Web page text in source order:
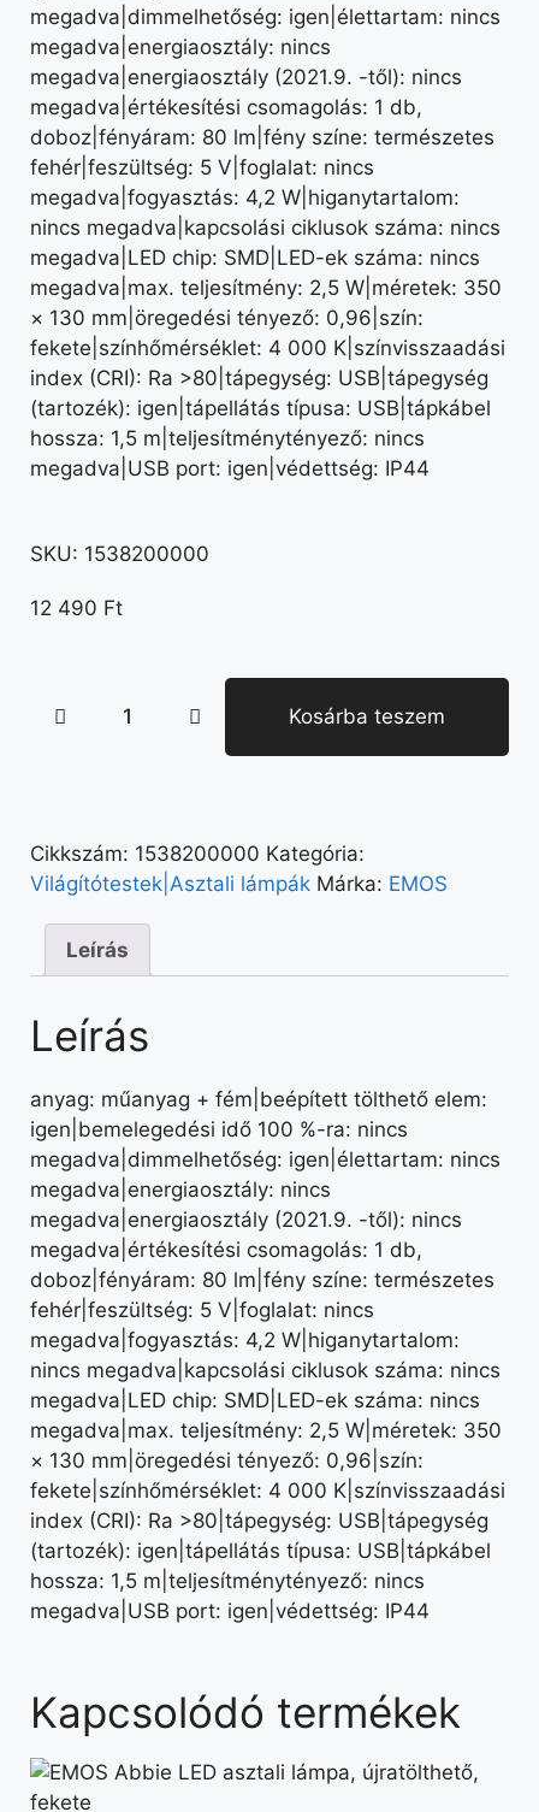
megadva|dimmelhetőség: igen|élettartam: nincs
megadva|energiaosztály: nincs
megadva|energiaosztály (2021.9. -től): nincs
megadva|értékesítési csomagolás: 1 db,
doboz|fényáram: 80 lm|fény színe: természetes
fehér|feszültség: 5 V|foglalat: nincs
megadva|fogyasztás: 4,2 W|higanytartalom:
nincs megadva|kapcsolási ciklusok száma: nincs
megadva|LED chip: SMD|LED-ek száma: nincs
megadva|max. teljesítmény: 2,5 W|méretek: 350
× 130 mm|öregedési tényező: 0,96|szín:
fekete|színhőmérséklet: 4 000 K|színvisszaadási
index (CRI): Ra >80|tápegység: USB|tápegység
(tartozék): igen|tápellátás típusa: USB|tápkábel
hossza: 1,5 m|teljesítménytényező: nincs
megadva|USB port: igen|védettség: IP44
SKU: 1538200000
12 490 Ft
Kosárba teszem
Cikkszám: 1538200000 Kategória:
Világítótestek|Asztali lámpák Márka: EMOS
Leírás
Leírás
anyag: műanyag + fém|beépített tölthető elem:
igen|bemelegedési idő 100 %-ra: nincs
megadva|dimmelhetőség: igen|élettartam: nincs
megadva|energiaosztály: nincs
megadva|energiaosztály (2021.9. -től): nincs
megadva|értékesítési csomagolás: 1 db,
doboz|fényáram: 80 lm|fény színe: természetes
fehér|feszültség: 5 V|foglalat: nincs
megadva|fogyasztás: 4,2 W|higanytartalom:
nincs megadva|kapcsolási ciklusok száma: nincs
megadva|LED chip: SMD|LED-ek száma: nincs
megadva|max. teljesítmény: 2,5 W|méretek: 350
× 130 mm|öregedési tényező: 0,96|szín:
fekete|színhőmérséklet: 4 000 K|színvisszaadási
index (CRI): Ra >80|tápegység: USB|tápegység
(tartozék): igen|tápellátás típusa: USB|tápkábel
hossza: 1,5 m|teljesítménytényező: nincs
megadva|USB port: igen|védettség: IP44
Kapcsolódó termékek